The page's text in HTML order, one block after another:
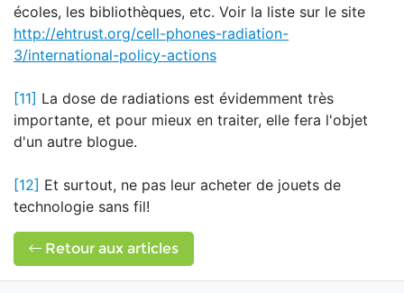
écoles, les bibliothèques, etc. Voir la liste sur le site
http://ehtrust.org/cell-phones-radiation-
3/international-policy-actions
[11] La dose de radiations est évidemment très
importante, et pour mieux en traiter, elle fera l'objet
d'un autre blogue.
[12] Et surtout, ne pas leur acheter de jouets de
technologie sans fil!
Retour aux articles